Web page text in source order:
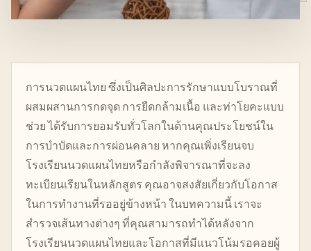
การนวดแผนไทย ซึ่งเป็นศิลปะการรักษาแบบโบราณที่
ผสมผสานการกดจุด การยืดกล้ามเนื้อ และท่าโยคะแบบ
ช่วย ได้รับการยอมรับทั่วโลกในด้านคุณประโยชน์ใน
การบำบัดและการผ่อนคลาย หากคุณเพิ่งเรียนจบ
โรงเรียนนวดแผนไทยหรือกำลังพิจารณาที่จะลง
ทะเบียนเรียนในหลักสูตร คุณอาจสงสัยเกี่ยวกับโอกาส
ในการทำงานที่รออยู่ข้างหน้า ในบทความนี้ เราจะ
สำรวจเส้นทางต่างๆ ที่คุณสามารถทำได้หลังจาก
โรงเรียนนวดแผนไทยและโอกาสที่มีแนวโน้มรอคอยผู้